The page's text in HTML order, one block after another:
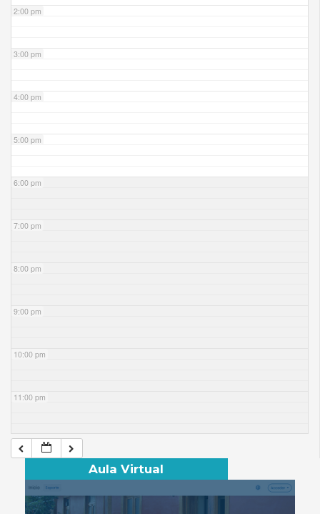
2:00 pm
3:00 pm
4:00 pm
5:00 pm
6:00 pm
7:00 pm
8:00 pm
9:00 pm
10:00 pm
11:00 pm
Aula Virtual